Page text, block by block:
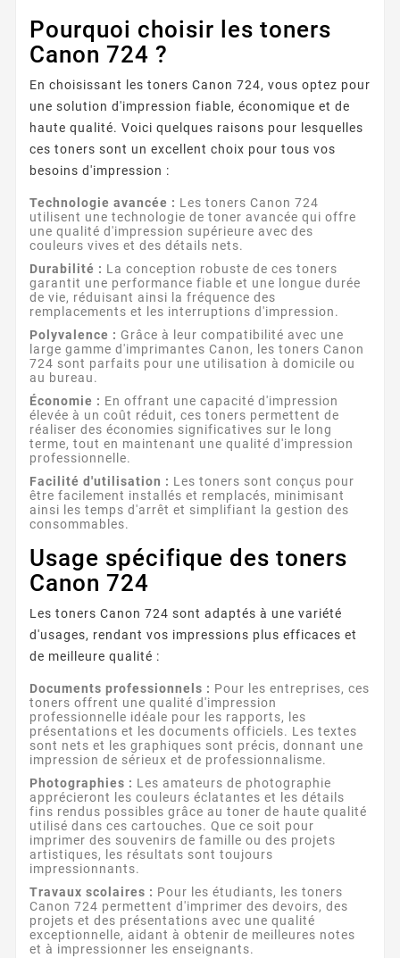
Pourquoi choisir les toners
Canon 724 ?
En choisissant les toners Canon 724, vous optez pour
une solution d'impression fiable, économique et de
haute qualité. Voici quelques raisons pour lesquelles
ces toners sont un excellent choix pour tous vos
besoins d'impression :
Technologie avancée : Les toners Canon 724
utilisent une technologie de toner avancée qui offre
une qualité d'impression supérieure avec des
couleurs vives et des détails nets.
Durabilité : La conception robuste de ces toners
garantit une performance fiable et une longue durée
de vie, réduisant ainsi la fréquence des
remplacements et les interruptions d'impression.
Polyvalence : Grâce à leur compatibilité avec une
large gamme d'imprimantes Canon, les toners Canon
724 sont parfaits pour une utilisation à domicile ou
au bureau.
Économie : En offrant une capacité d'impression
élevée à un coût réduit, ces toners permettent de
réaliser des économies significatives sur le long
terme, tout en maintenant une qualité d'impression
professionnelle.
Facilité d'utilisation : Les toners sont conçus pour
être facilement installés et remplacés, minimisant
ainsi les temps d'arrêt et simplifiant la gestion des
consommables.
Usage spécifique des toners
Canon 724
Les toners Canon 724 sont adaptés à une variété
d'usages, rendant vos impressions plus efficaces et
de meilleure qualité :
Documents professionnels : Pour les entreprises, ces
toners offrent une qualité d'impression
professionnelle idéale pour les rapports, les
présentations et les documents officiels. Les textes
sont nets et les graphiques sont précis, donnant une
impression de sérieux et de professionnalisme.
Photographies : Les amateurs de photographie
apprécieront les couleurs éclatantes et les détails
fins rendus possibles grâce au toner de haute qualité
utilisé dans ces cartouches. Que ce soit pour
imprimer des souvenirs de famille ou des projets
artistiques, les résultats sont toujours
impressionnants.
Travaux scolaires : Pour les étudiants, les toners
Canon 724 permettent d'imprimer des devoirs, des
projets et des présentations avec une qualité
exceptionnelle, aidant à obtenir de meilleures notes
et à impressionner les enseignants.